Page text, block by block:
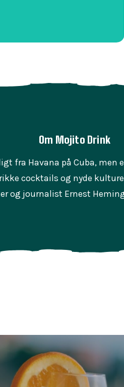
Om Mojito Drink
fra Havana på Cuba, men
cocktails og nyde
og journalist Ernest